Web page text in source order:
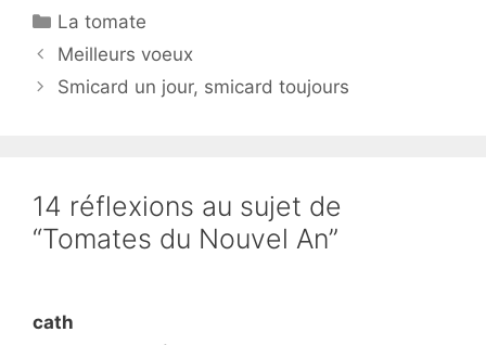
Catégories
La tomate
Meilleurs voeux
Smicard un jour, smicard toujours
14 réflexions au sujet de
“Tomates du Nouvel An”
cath